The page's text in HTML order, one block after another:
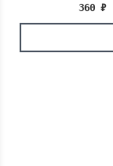
360 ₽